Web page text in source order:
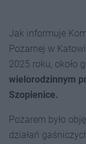
Jak informuje
Pożarnej w
2025 roku, około
wielorodzinnym
Szopienice.
Pożarem było
działań